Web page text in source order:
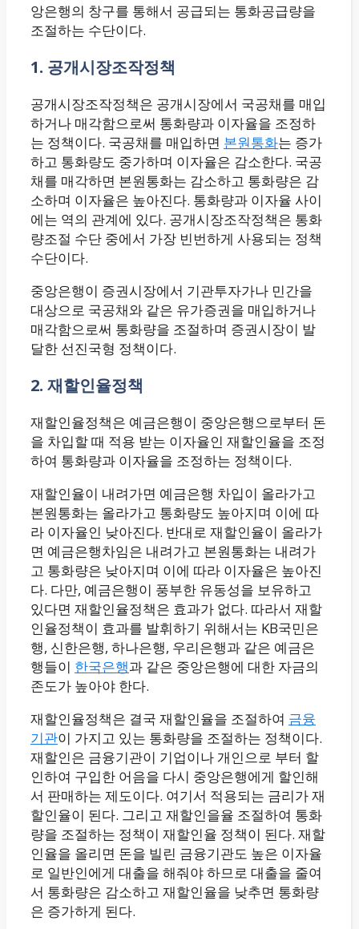
앙은행의 창구를 통해서 공급되는 통화공급량을
조절하는 수단이다.
1. 공개시장조작정책
공개시장조작정책은 공개시장에서 국공채를 매입
하거나 매각함으로써 통화량과 이자율을 조정하
는 정책이다. 국공채를 매입하면 본원통화는 증가
하고 통화량도 중가하며 이자율은 감소한다. 국공
채를 매각하면 본원통화는 감소하고 통화량은 감
소하며 이자율은 높아진다. 통화량과 이자율 사이
에는 역의 관계에 있다. 공개시장조작정책은 통화
량조절 수단 중에서 가장 빈번하게 사용되는 정책
수단이다.
중앙은행이 증권시장에서 기관투자가나 민간을
대상으로 국공채와 같은 유가증권을 매입하거나
매각함으로써 통화량을 조절하며 증권시장이 발
달한 선진국형 정책이다.
2. 재할인율정책
재할인율정책은 예금은행이 중앙은행으로부터 돈
을 차입할 때 적용 받는 이자율인 재할인율을 조정
하여 통화량과 이자율을 조정하는 정책이다.
재할인율이 내려가면 예금은행 차입이 올라가고
본원통화는 올라가고 통화량도 높아지며 이에 따
라 이자율인 낮아진다. 반대로 재할인율이 올라가
면 예금은행차임은 내려가고 본원통화는 내려가
고 통화량은 낮아지며 이에 따라 이자율은 높아진
다. 다만, 예금은행이 풍부한 유동성을 보유하고
있다면 재할인율정책은 효과가 없다. 따라서 재할
인율정책이 효과를 발휘하기 위해서는 KB국민은
행, 신한은행, 하나은행, 우리은행과 같은 예금은
행들이 한국은행과 같은 중앙은행에 대한 자금의
존도가 높아야 한다.
재할인율정책은 결국 재할인율을 조절하여 금융
기관이 가지고 있는 통화량을 조절하는 정책이다.
재할인은 금융기관이 기업이나 개인으로 부터 할
인하여 구입한 어음을 다시 중앙은행에게 할인해
서 판매하는 제도이다. 여기서 적용되는 금리가 재
할인율이 된다. 그리고 재할인을율 조절하여 통화
량을 조절하는 정책이 재할인율 정책이 된다. 재할
인율을 올리면 돈을 빌린 금융기관도 높은 이자율
로 일반인에게 대출을 해줘야 하므로 대출을 줄여
서 통화량은 감소하고 재할인율을 낮추면 통화량
은 증가하게 된다.